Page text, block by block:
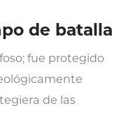
de batalla
fue protegido
de las